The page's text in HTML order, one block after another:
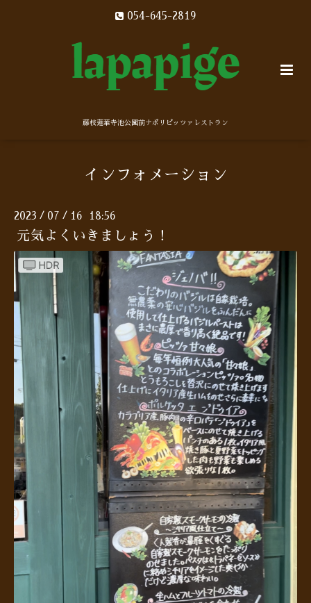
054-645-2819
藤枝蓮華寺池公園前ナポリピッツァレストラン
インフォメーション
2023 / 07 / 16 18:56
元気よくいきましょう！